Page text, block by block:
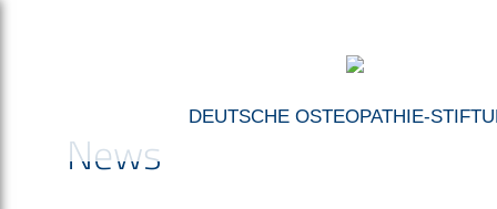
DEUTSCHE OSTEOPATHIE-
News